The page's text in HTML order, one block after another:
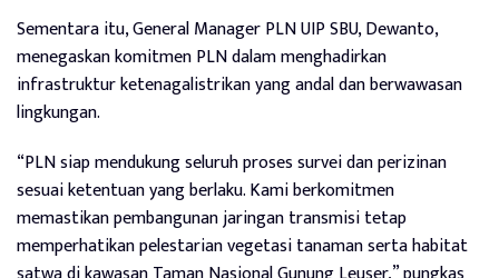
Sementara itu, General Manager PLN UIP SBU, Dewanto,
menegaskan komitmen PLN dalam menghadirkan
infrastruktur ketenagalistrikan yang andal dan berwawasan
lingkungan.
“PLN siap mendukung seluruh proses survei dan perizinan
sesuai ketentuan yang berlaku. Kami berkomitmen
memastikan pembangunan jaringan transmisi tetap
memperhatikan pelestarian vegetasi tanaman serta habitat